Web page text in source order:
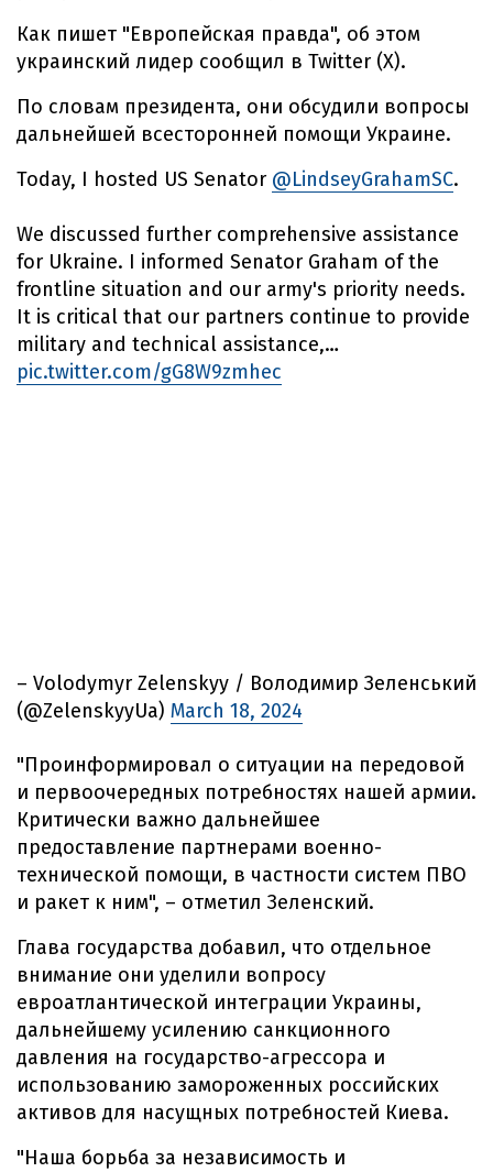
Как пишет "Европейская правда", об этом
украинский лидер сообщил в Twitter (X).
По словам президента, они обсудили вопросы
дальнейшей всесторонней помощи Украине.
Today, I hosted US Senator @LindseyGrahamSC.
We discussed further comprehensive assistance
for Ukraine. I informed Senator Graham of the
frontline situation and our army's priority needs.
It is critical that our partners continue to provide
military and technical assistance,…
pic.twitter.com/gG8W9zmhec
– Volodymyr Zelenskyy / Володимир Зеленський
(@ZelenskyyUa) March 18, 2024
"Проинформировал о ситуации на передовой
и первоочередных потребностях нашей армии.
Критически важно дальнейшее
предоставление партнерами военно-
технической помощи, в частности систем ПВО
и ракет к ним", – отметил Зеленский.
Глава государства добавил, что отдельное
внимание они уделили вопросу
евроатлантической интеграции Украины,
дальнейшему усилению санкционного
давления на государство-агрессора и
использованию замороженных российских
активов для насущных потребностей Киева.
"Наша борьба за независимость и